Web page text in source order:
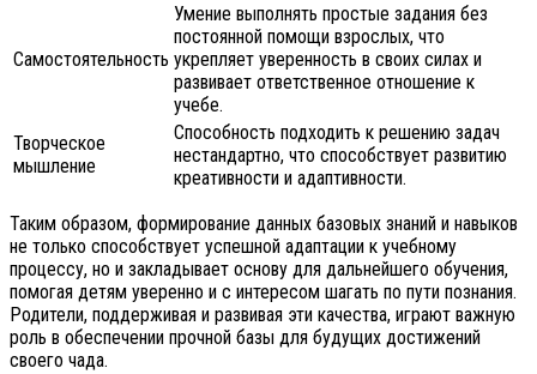
Самостоятельность
Умение выполнять простые задания без
постоянной помощи взрослых, что
укрепляет уверенность в своих силах и
развивает ответственное отношение к
учебе.
Творческое
мышление
Способность подходить к решению задач
нестандартно, что способствует развитию
креативности и адаптивности.
Таким образом, формирование данных базовых знаний и навыков
не только способствует успешной адаптации к учебному
процессу, но и закладывает основу для дальнейшего обучения,
помогая детям уверенно и с интересом шагать по пути познания.
Родители, поддерживая и развивая эти качества, играют важную
роль в обеспечении прочной базы для будущих достижений
своего чада.